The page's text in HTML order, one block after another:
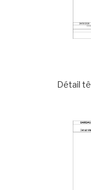
Détail